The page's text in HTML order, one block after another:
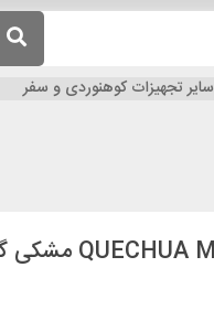
سایر تجهیزات کوهنوردی و سفر